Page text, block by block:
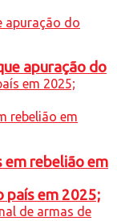
país em 2025;
apuração do
em rebelião em